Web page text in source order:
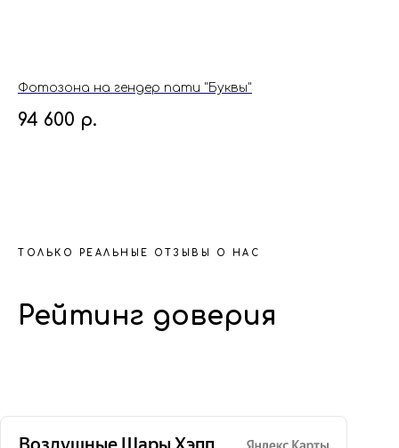
Фотозона на гендер пати "Буквы"
94 600 р.
ТОЛЬКО РЕАЛЬНЫЕ ОТЗЫВЫ О НАС
Рейтинг доверия